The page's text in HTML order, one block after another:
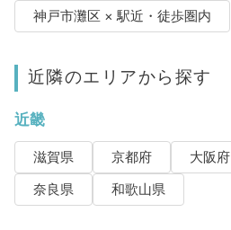
神戸市灘区 × 駅近・徒歩圏内
近隣のエリアから探す
近畿
滋賀県 京都府 大阪府
奈良県
和歌山県